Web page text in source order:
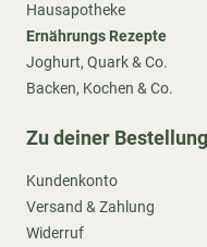
Hausapotheke
Ernährungs Rezepte
Joghurt, Quark & Co.
Backen, Kochen & Co.
Zu deiner Bestellung
Kundenkonto
Versand & Zahlung
Widerruf